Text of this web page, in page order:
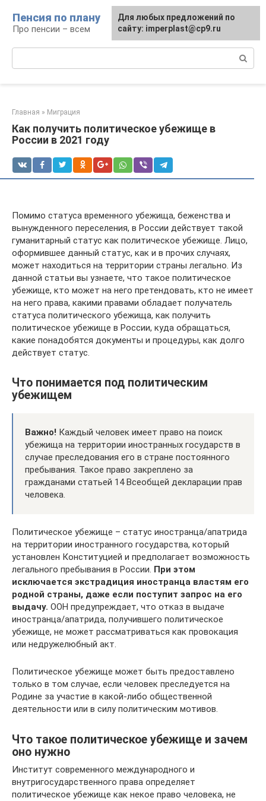
контенту
Пенсия по плану
Про пенсии – всем
Главная » Миграция
Как получить политическое убежище в
России в 2021 году
Помимо статуса временного убежища, беженства и
вынужденного переселения, в России действует такой
гуманитарный статус как политическое убежище. Лицо,
оформившее данный статус, как и в прочих случаях,
может находиться на территории страны легально. Из
данной статьи вы узнаете, что такое политическое
убежище, кто может на него претендовать, кто не имеет
на него права, какими правами обладает получатель
статуса политического убежища, как получить
политическое убежище в России, куда обращаться,
какие понадобятся документы и процедуры, как долго
действует статус.
Что понимается под политическим
убежищем
Важно! Каждый человек имеет право на поиск
убежища на территории иностранных государств в
случае преследования его в стране постоянного
пребывания. Такое право закреплено за
гражданами статьей 14 Всеобщей декларации прав
человека.
Политическое убежище – статус иностранца/апатрида
на территории иностранного государства, который
установлен Конституцией и предполагает возможность
легального пребывания в России. При этом
исключается экстрадиция иностранца властям его
родной страны, даже если поступит запрос на его
выдачу. ООН предупреждает, что отказ в выдаче
иностранца/апатрида, получившего политическое
убежище, не может рассматриваться как провокация
или недружелюбный акт.
Политическое убежище может быть предоставлено
только в том случае, если человек преследуется на
Родине за участие в какой-либо общественной
деятельности или в силу политическим мотивов.
Что такое политическое убежище и зачем
оно нужно
Институт современного международного и
внутригосударственного права определяет
политическое убежище как некое право человека, не
Для любых предложений по
сайту: imperplast@cp9.ru